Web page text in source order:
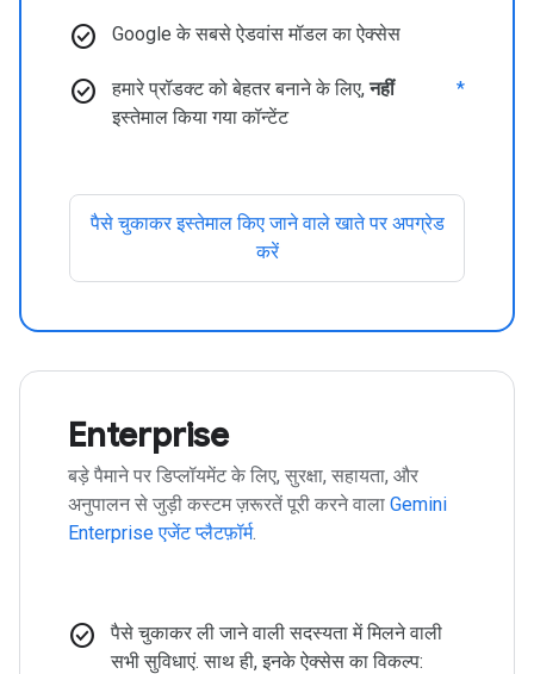
check_circle Google के सबसे ऐडवांस मॉडल का ऐक्सेस
check_circle हमारे प्रॉडक्ट को बेहतर बनाने के लिए,नहीं
इस्तेमाल किया गया कॉन्टेंट
*
पैसे चुकाकर इस्तेमाल किए जाने वाले खाते पर अपग्रेड
करें
Enterprise
बड़े पैमाने पर डिप्लॉयमेंट के लिए, सुरक्षा, सहायता, और
अनुपालन से जुड़ी कस्टम ज़रूरतें पूरी करने वाला Gemini
Enterprise एजेंट प्लैटफ़ॉर्म.
check_circle
पैसे चुकाकर ली जाने वाली सदस्यता में मिलने वाली
सभी सुविधाएं. साथ ही, इनके ऐक्सेस का विकल्प: